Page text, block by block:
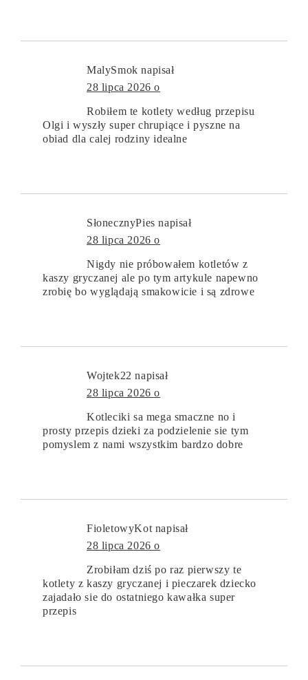
MalySmok napisał
28 lipca 2026 o
Robiłem te kotlety według przepisu
Olgi i wyszły super chrupiące i pyszne na
obiad dla calej rodziny idealne
SłonecznyPies napisał
28 lipca 2026 o
Nigdy nie próbowałem kotletów z
kaszy gryczanej ale po tym artykule napewno
zrobię bo wyglądają smakowicie i są zdrowe
Wojtek22 napisał
28 lipca 2026 o
Kotleciki sa mega smaczne no i
prosty przepis dzieki za podzielenie sie tym
pomyslem z nami wszystkim bardzo dobre
FioletowyKot napisał
28 lipca 2026 o
Zrobiłam dziś po raz pierwszy te
kotlety z kaszy gryczanej i pieczarek dziecko
zajadało sie do ostatniego kawałka super
przepis